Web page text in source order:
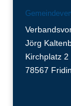
Jörg
Kirchplatz 2
78567